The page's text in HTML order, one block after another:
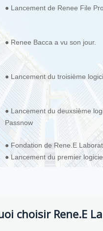
● Lancement de Renee File
● Renee Bacca a vu son jour.
● Lancement du troisième
● Lancement du deuxsième
Passnow
● Fondation de Rene.E
● Lancement du premier
choisir Rene.E